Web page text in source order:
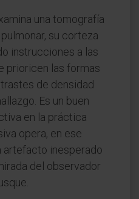
una tomografía
su corteza
instrucciones a las
prioricen las formas
de densidad
Es un buen
en la práctica
opera, en ese
artefacto inesperado
del observador